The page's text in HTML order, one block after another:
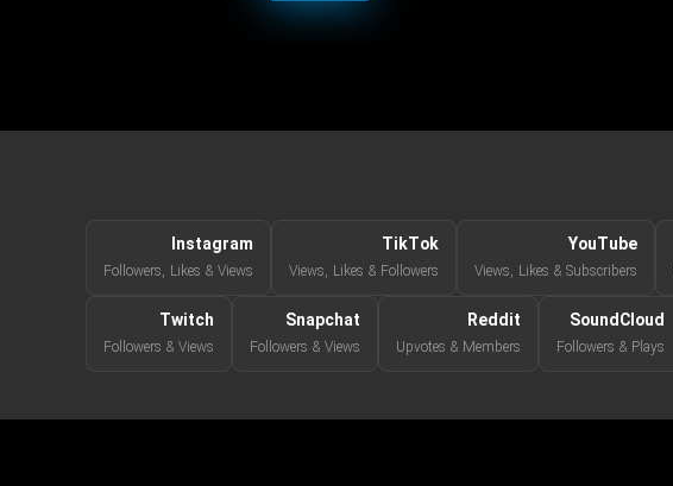
Instagram
Followers, Likes & Views
TikTok
Views, Likes & Followers
YouTube
Views, Likes & Subscribers
Twitch
Followers & Views
Snapchat
Followers & Views
Reddit
Upvotes & Members
SoundCloud
Followers & Plays